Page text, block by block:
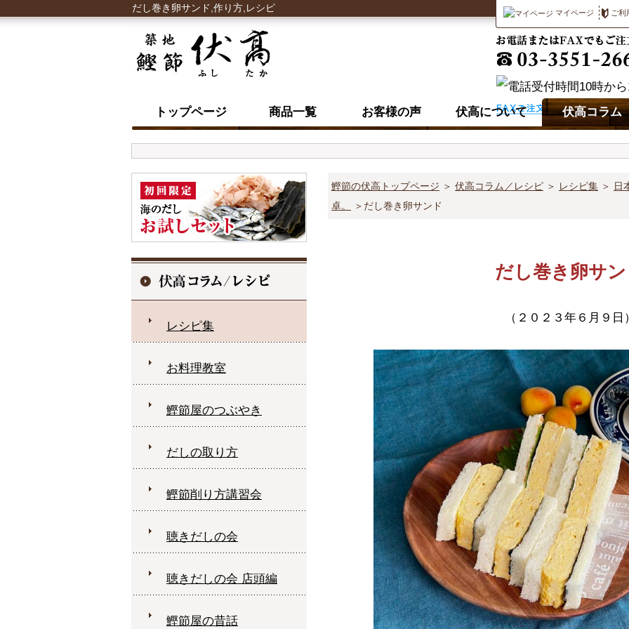
だし巻き卵サンド,作り方,レシピ マイページ ご利
トップページ 商品一覧 お客様の声 伏高について 伏高コラム
鰹節の伏高トップページ ＞ 伏高コラム／レシピ ＞ レシピ集 ＞ 日
卓。
＞だし巻き卵サンド
だし巻き卵サ
（２０２３年６月９日
レシピ集
お料理教室
鰹節屋のつぶやき
だしの取り方
鰹節削り方講習会
聴きだしの会
聴きだしの会 店頭編
鰹節屋の昔話